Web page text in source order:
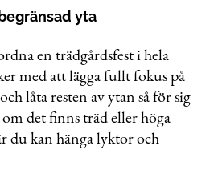
yta
en trädgårdsfest i hela
med att lägga fullt fokus på
låta resten av ytan så för sig
det finns träd eller höga
du kan hänga lyktor och